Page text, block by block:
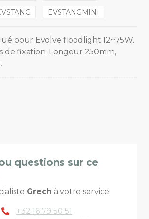
EVSTANGMINI
pour Evolve floodlight 12~75W.
de fixation. Longeur 250mm,
questions sur ce
Grech à votre service.
+32 16 79 50 51